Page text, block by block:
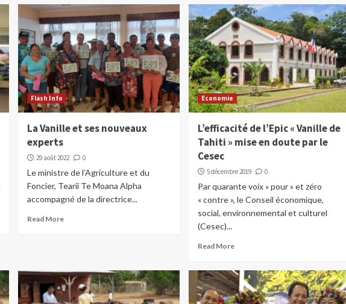
Flash Info
La Vanille et ses nouveaux
experts
29 août 2022 0
Le ministre de l’Agriculture et du
Foncier, Tearii Te Moana Alpha
accompagné de la directrice...
Read More
Economie
L’efficacité de l’Epic « Vanille de
Tahiti » mise en doute par le
Cesec
5 décembre 2019 0
Par quarante voix « pour » et zéro
« contre », le Conseil économique,
social, environnemental et culturel
(Cesec)...
Read More